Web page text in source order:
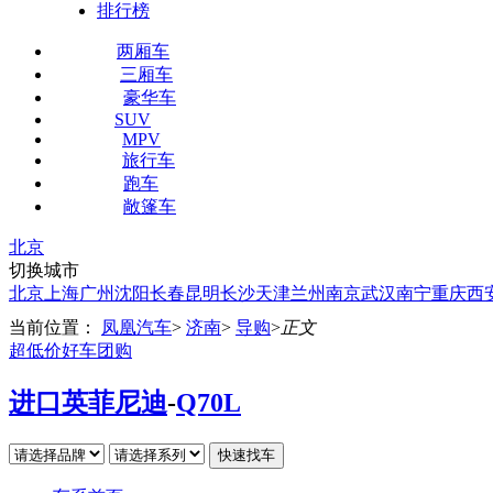
排行榜
两厢车
三厢车
豪华车
SUV
MPV
旅行车
跑车
敞篷车
北京
切换城市
北京 上海广州沈阳长春昆明长沙天津兰州南京武汉南宁重庆西
当前位置：
凤凰汽车> 济南> 导购>正文
超低价好车团购
进口英菲尼迪-Q70L